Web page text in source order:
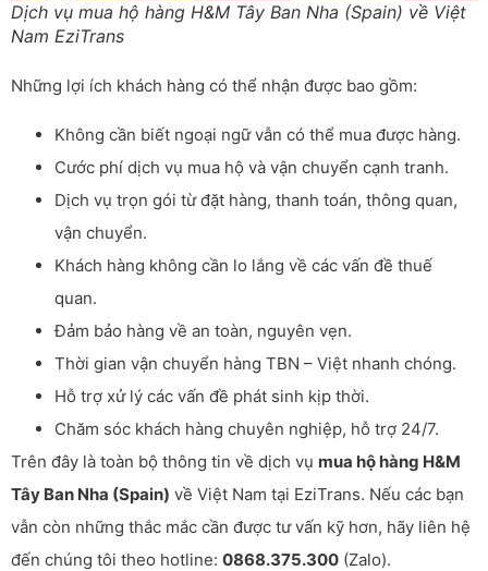
Dịch vụ mua hộ hàng H&M Tây Ban Nha (Spain) về Việt
Nam EziTrans
Những lợi ích khách hàng có thể nhận được bao gồm:
Không cần biết ngoại ngữ vẫn có thể mua được hàng.
Cước phí dịch vụ mua hộ và vận chuyển cạnh tranh.
Dịch vụ trọn gói từ đặt hàng, thanh toán, thông quan,
vận chuyển.
Khách hàng không cần lo lắng về các vấn đề thuế
quan.
Đảm bảo hàng về an toàn, nguyên vẹn.
Thời gian vận chuyển hàng TBN – Việt nhanh chóng.
Hỗ trợ xử lý các vấn đề phát sinh kịp thời.
Chăm sóc khách hàng chuyên nghiệp, hỗ trợ 24/7.
Trên đây là toàn bộ thông tin về dịch vụ mua hộ hàng H&M
Tây Ban Nha (Spain) về Việt Nam tại EziTrans. Nếu các bạn
vẫn còn những thắc mắc cần được tư vấn kỹ hơn, hãy liên hệ
đến chúng tôi theo hotline: 0868.375.300 (Zalo).